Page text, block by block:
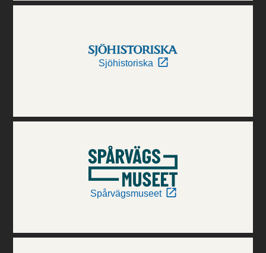
Sjöhistoriska
Spårvägsmuseet